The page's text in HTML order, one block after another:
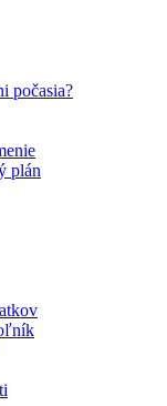
počasia?
plán